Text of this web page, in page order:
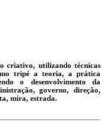
criativo, utilizando técnicas
tripé a teoria, a prática
o desenvolvimento da
governo, direção,
mira, estrada.